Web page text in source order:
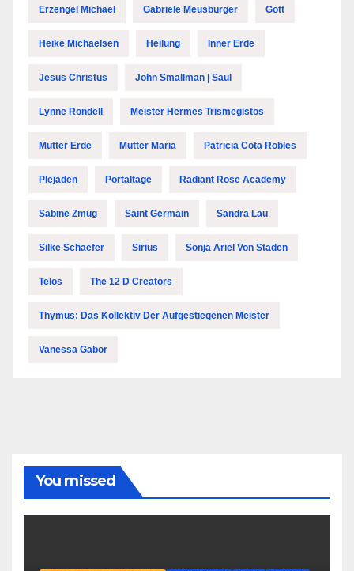
Erzengel Michael Gabriele Meusburger Gott
Heike Michaelsen Heilung Inner Erde
Jesus Christus John Smallman | Saul
Lynne Rondell Meister Hermes Trismegistos
Mutter Erde Mutter Maria Patricia Cota Robles
Plejaden Portaltage Radiant Rose Academy
Sabine Zmug Saint Germain Sandra Lau
Silke Schaefer Sirius Sonja Ariel Von Staden
Telos The 12 D Creators
Thymus: Das Kollektiv Der Aufgestiegenen Meister
Vanessa Gabor
You missed